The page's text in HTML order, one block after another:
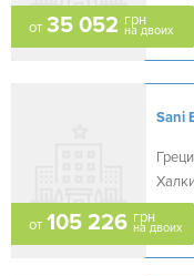
от 35 052 грн
на двоих
от 105 226 грн
на двоих
Sani